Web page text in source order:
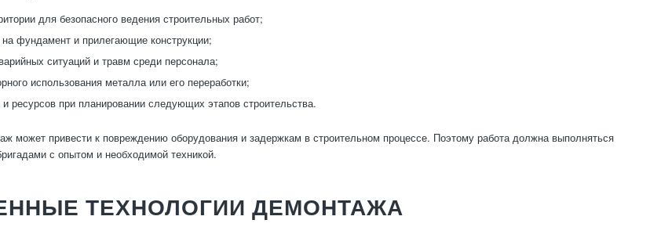
для безопасного ведения строительных работ;
фундамент и прилегающие конструкции;
ситуаций и травм среди персонала;
использования металла или его переработки;
ресурсов при планировании следующих этапов строительства.
может привести к повреждению оборудования и задержкам в строительном процессе. Поэтому работа должна выполняться
с опытом и необходимой техникой.
ТЕХНОЛОГИИ ДЕМОНТАЖА